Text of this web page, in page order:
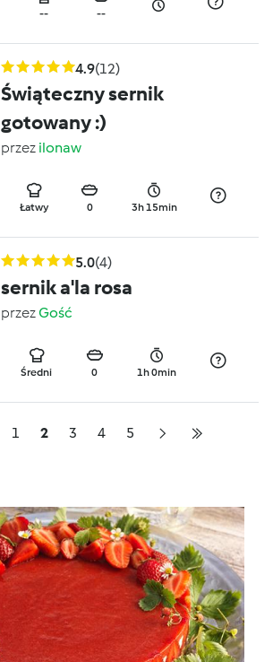
-- --
4.9(12)
Świąteczny sernik
gotowany :)
przez ilonaw
Łatwy 0 3h 15min
5.0(4)
sernik a'la rosa
przezGość
Średni 0 1h 0min
1 2 3 4 5